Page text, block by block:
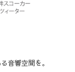
音響空間を。